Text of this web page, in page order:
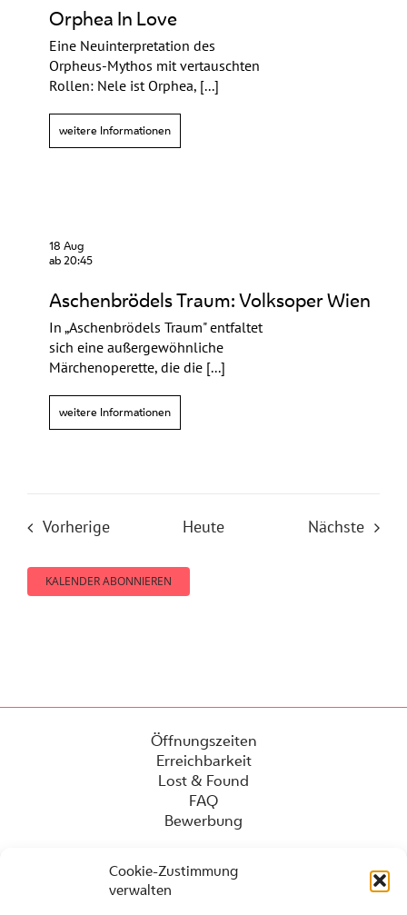
Cookie-Zustimmung
verwalten
Orphea In Love
Eine Neuinterpretation des
Orpheus-Mythos mit vertauschten
Rollen: Nele ist Orphea, [...]
weitere Informationen
18 Aug
ab 20:45
Aschenbrödels Traum: Volksoper Wien
In „Aschenbrödels Traum" entfaltet
sich eine außergewöhnliche
Märchenoperette, die die [...]
weitere Informationen
VorherigeVeranstaltungen
Heute Nächste
KALENDER ABONNIEREN
Öffnungszeiten
Erreichbarkeit
Lost & Found
FAQ
Bewerbung